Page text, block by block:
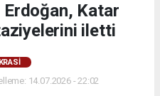
Erdoğan, Katar
iletti
14.07.2026 - 22:02